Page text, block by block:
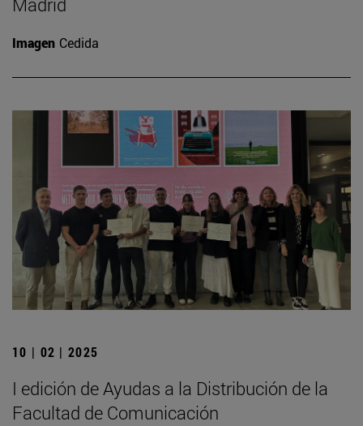
Imagen Cedida
10 | 02 | 2025
I edición de Ayudas a la Distribución de la
Facultad de Comunicación